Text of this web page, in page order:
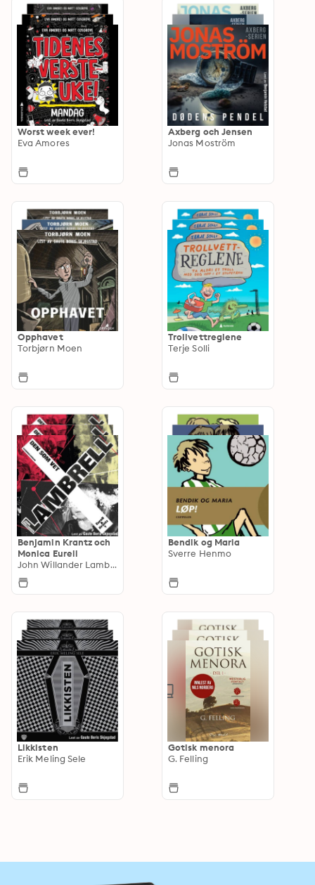
Worst week ever!
Eva Amores
Axberg och Jensen
Jonas Moström
Opphavet
Torbjørn Moen
Trollvettreglene
Terje Solli
Benjamin Krantz och
Monica Eurell
John Willander Lambrell
Bendik og Maria
Sverre Henmo
Likkisten
Erik Meling Sele
Gotisk menora
G. Felling